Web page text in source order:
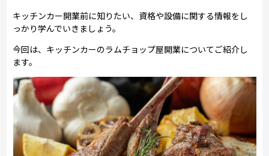
キッチンカー開業前に知りたい、資格や設備に関する情報をし
っかり学んでいきましょう。
今回は、キッチンカーのラムチョップ屋開業についてご紹介し
ます。